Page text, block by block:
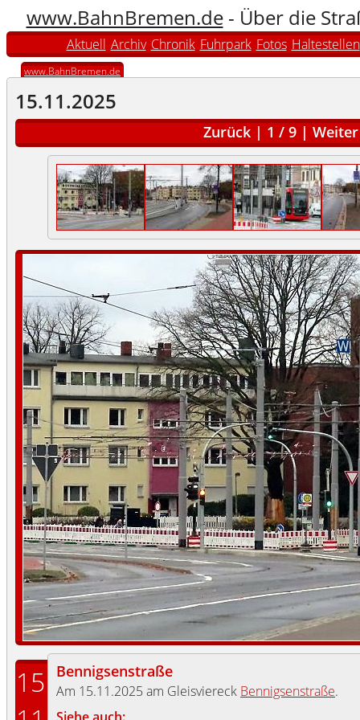
www.BahnBremen.de- Über die
Aktuell Archiv Chronik Fuhrpark Fotos Haltestellen
www.BahnBremen.de
15.11.2025
Zurück | 1 / 9 | Weiter
15
Bennigsenstraße
Am 15.11.2025 am Gleisviereck Bennigsenstraße.